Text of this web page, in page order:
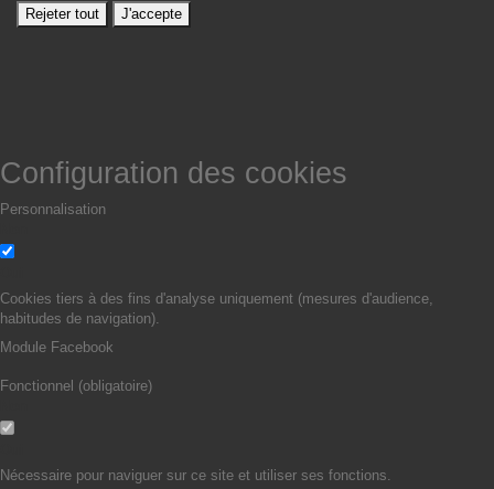
Rejeter tout
J'accepte
Configuration des cookies
Personnalisation
Cookies tiers à des fins d'analyse uniquement (mesures d'audience,
habitudes de navigation).
Module Facebook
Fonctionnel (obligatoire)
Nécessaire pour naviguer sur ce site et utiliser ses fonctions.